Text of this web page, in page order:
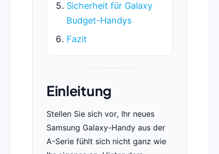
Sicherheit für Galaxy
Budget-Handys
Fazit
Einleitung
Stellen Sie sich vor, Ihr neues
Samsung Galaxy-Handy aus der
A-Serie fühlt sich nicht ganz wie